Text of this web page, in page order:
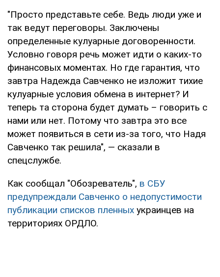
"Просто представьте себе. Ведь люди уже и
так ведут переговоры. Заключены
определенные кулуарные договоренности.
Условно говоря речь может идти о каких-то
финансовых моментах. Но где гарантия, что
завтра Надежда Савченко не изложит тихие
кулуарные условия обмена в интернет? И
теперь та сторона будет думать – говорить с
нами или нет. Потому что завтра это все
может появиться в сети из-за того, что Надя
Савченко так решила", — сказали в
спецслужбе.
Как сообщал "Обозреватель", в СБУ
предупреждали Савченко о недопустимости
публикации списков пленных украинцев на
территориях ОРДЛО.